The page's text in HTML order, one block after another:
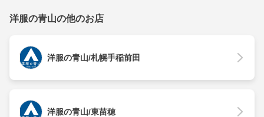
洋服の青山の他のお店
洋服の青山/札幌手稲前田
洋服の青山/東苗穂